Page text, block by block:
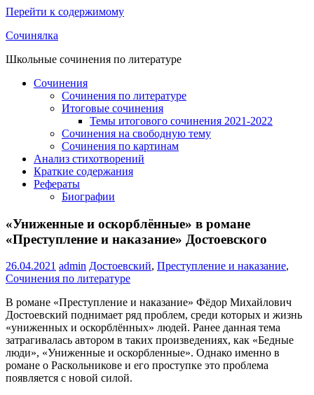
Перейти к содержимому
Сочинялка
Школьные сочинения по литературе
Сочинения
Сочинения по литературе
Итоговые сочинения
Темы итогового сочинения 2021-2022
Сочинения на свободную тему
Сочинения по картинам
Анализ стихотворений
Краткие содержания
Рефераты
Биографии
«Униженные и оскорблённые» в романе
«Преступление и наказание» Достоевского
26.04.2021 admin Достоевский, Преступление и наказание,
Сочинения по литературе
В романе «Преступление и наказание» Фёдор Михайлович
Достоевский поднимает ряд проблем, среди которых и жизнь
«униженных и оскорблённых» людей. Ранее данная тема
затрагивалась автором в таких произведениях, как «Бедные
люди», «Униженные и оскорбленные». Однако именно в
романе о Раскольникове и его проступке это проблема
появляется с новой силой.